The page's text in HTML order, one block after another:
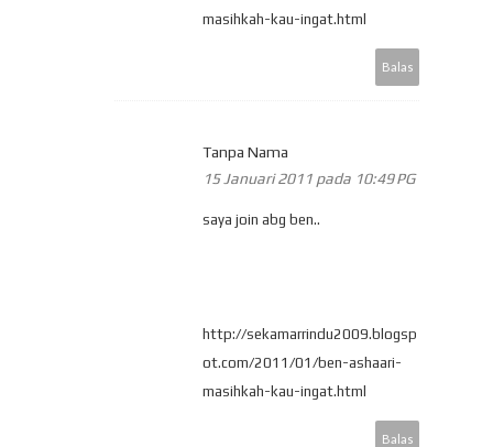
masihkah-kau-ingat.html
Balas
Tanpa Nama
15 Januari 2011 pada 10:49 PG
saya join abg ben..
http://sekamarrindu2009.blogsp
ot.com/2011/01/ben-ashaari-
masihkah-kau-ingat.html
Balas